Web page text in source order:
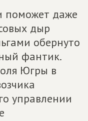
поможет даже
дыр
обернуто
фантик.
Югры в
управлении